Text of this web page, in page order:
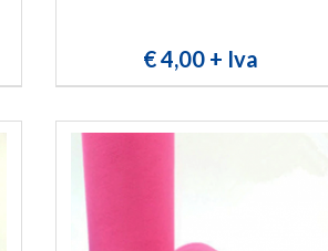
€ 4,00 + Iva